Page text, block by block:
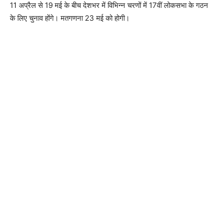
11 अप्रैल से 19 मई के बीच देशभर में विभिन्न चरणों में 17वीं लोकसभा के गठन
के लिए चुनाव होंगे। मतगणना 23 मई को होगी।